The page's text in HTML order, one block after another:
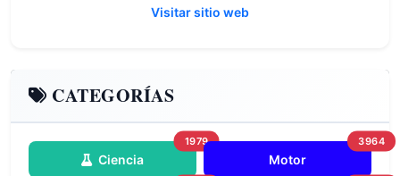
Visitar sitio web
CATEGORÍAS
Ciencia
1979
Motor
3964